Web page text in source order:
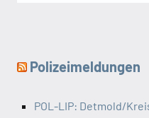
Polizeimeldungen
POL-LIP: Detmold/